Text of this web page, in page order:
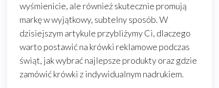
wyśmienicie, ale również skutecznie promują
markę w wyjątkowy, subtelny sposób. W
dzisiejszym artykule przybliżymy Ci, dlaczego
warto postawić na krówki reklamowe podczas
świąt, jak wybrać najlepsze produkty oraz gdzie
zamówić krówki z indywidualnym nadrukiem.